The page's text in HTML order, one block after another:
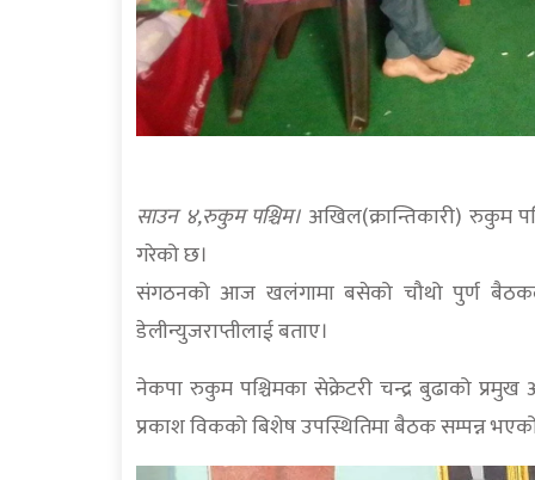
साउन ४,रुकुम पश्चिम। अखिल(क्रान्तिकारी) रुकुम
गरेको छ।
संगठनको आज खलंगामा बसेको चौथो पुर्ण
डेलीन्युजराप्तीलाई बताए।
नेकपा रुकुम पश्चिमका सेक्रेटरी चन्द्र बुढाको
प्रकाश विकको बिशेष उपस्थितिमा बैठक सम्पन्न